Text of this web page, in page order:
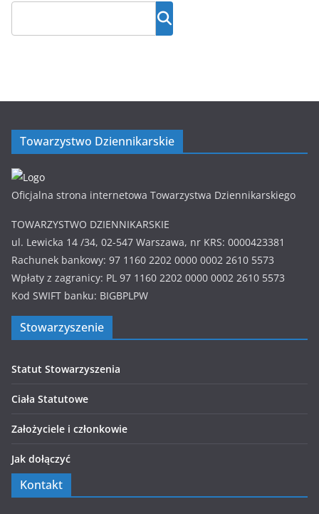
Towarzystwo Dziennikarskie
Oficjalna strona internetowa Towarzystwa Dziennikarskiego
TOWARZYSTWO DZIENNIKARSKIE
ul. Lewicka 14 /34, 02-547 Warszawa, nr KRS: 0000423381
Rachunek bankowy: 97 1160 2202 0000 0002 2610 5573
Wpłaty z zagranicy: PL 97 1160 2202 0000 0002 2610 5573
Kod SWIFT banku: BIGBPLPW
Stowarzyszenie
Statut Stowarzyszenia
Ciała Statutowe
Założyciele i członkowie
Jak dołączyć
Kontakt